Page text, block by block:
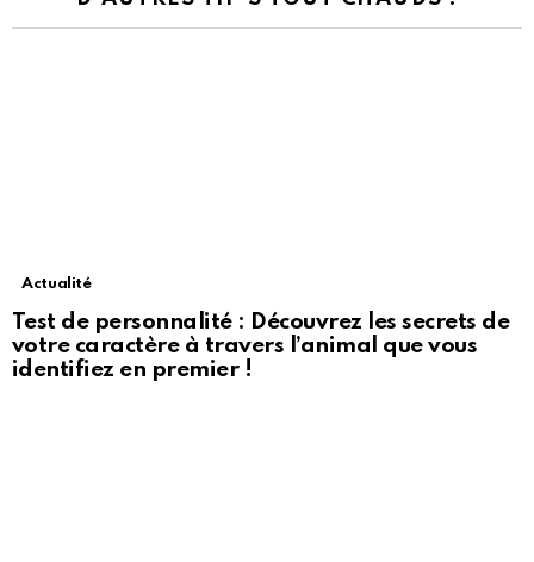
Actualité
Test de personnalité : Découvrez les secrets de
votre caractère à travers l’animal que vous
identifiez en premier !